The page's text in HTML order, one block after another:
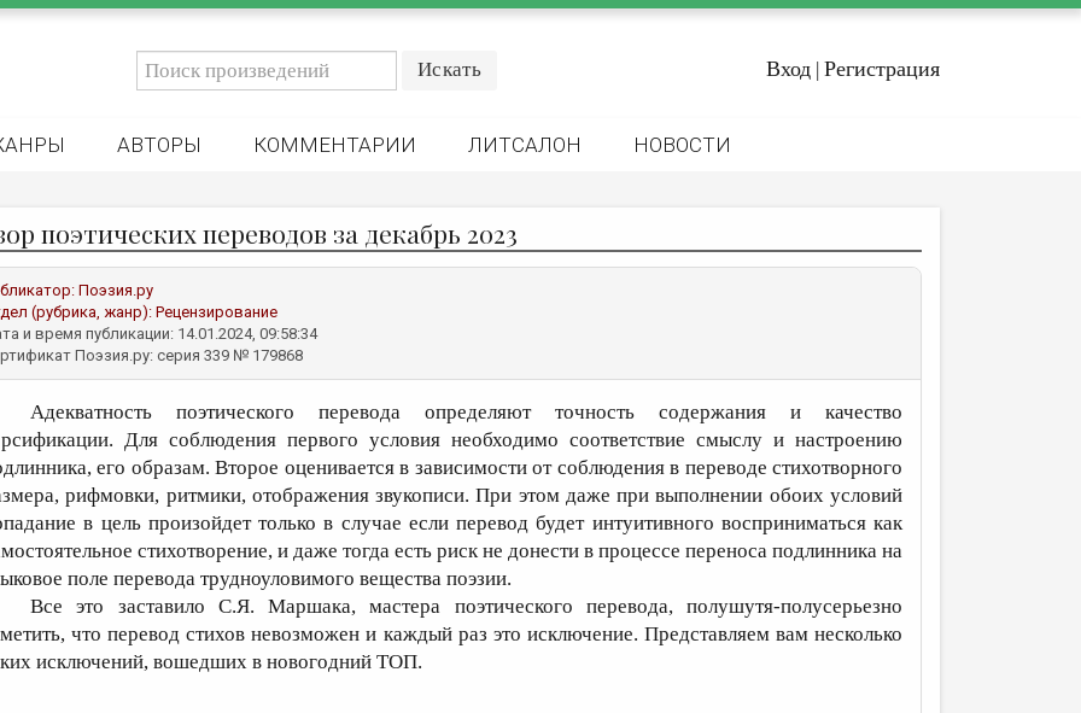
Вход | Регистрация
АВТОРЫ КОММЕНТАРИИ ЛИТСАЛОН НОВОСТИ
поэтических переводов за декабрь 2023
Поэзия.ру
(рубрика, жанр): Рецензирование
и время публикации: 14.01.2024, 09:58:34
Поэзия.ру: серия 339 № 179868
Адекватность поэтического перевода определяют точность содержания и качество
Для соблюдения первого условия необходимо соответствие смыслу и настроению
его образам. Второе оценивается в зависимости от соблюдения в переводе стихотворного
рифмовки, ритмики, отображения звукописи. При этом даже при выполнении обоих условий
в цель произойдет только в случае если перевод будет интуитивного восприниматься как
стихотворение, и даже тогда есть риск не донести в процессе переноса подлинника на
поле перевода трудноуловимого вещества поэзии.
Все это заставило С.Я. Маршака, мастера поэтического перевода, полушутя-полусерьезно
что перевод стихов невозможен и каждый раз это исключение. Представляем вам несколько
исключений, вошедших в новогодний ТОП.